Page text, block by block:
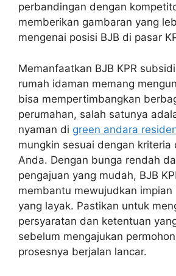
perbandingan dengan
memberikan gambaran yang
mengenai posisi BJB di pasar
Memanfaatkan BJB KPR
rumah idaman memang
bisa mempertimbangkan
perumahan, salah satunya
nyaman di green andara
mungkin sesuai dengan
Anda. Dengan bunga rendah
pengajuan yang mudah, BJB
membantu mewujudkan impian
yang layak. Pastikan untuk
persyaratan dan ketentuan
sebelum mengajukan
prosesnya berjalan lancar.